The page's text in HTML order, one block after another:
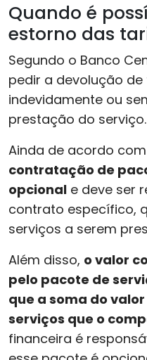
Quando é
estorno das
Segundo o Banco
pedir a devolução
indevidamente ou
prestação do serviço.
Ainda de acordo
contratação de
opcional e deve ser
contrato específico,
serviços a serem
Além disso, o valor
pelo pacote de
que a soma do
serviços que o
financeira é